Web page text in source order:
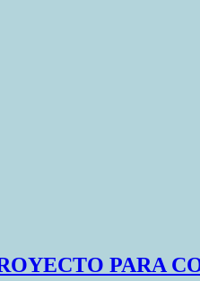
PARA